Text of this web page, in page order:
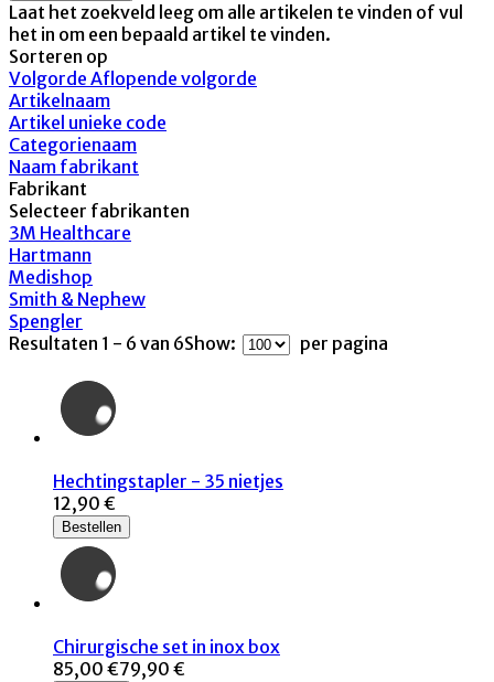
Laat het zoekveld leeg om alle artikelen te vinden of vul
het in om een bepaald artikel te vinden.
Sorteren op
Volgorde Aflopende volgorde
Artikelnaam
Artikel unieke code
Categorienaam
Naam fabrikant
Fabrikant
Selecteer fabrikanten
3M Healthcare
Hartmann
Medishop
Smith & Nephew
Spengler
Resultaten 1 - 6 van 6Show: per pagina
Hechtingstapler - 35 nietjes
12,90 €
Bestellen
Chirurgische set in inox box
85,00 €79,90 €